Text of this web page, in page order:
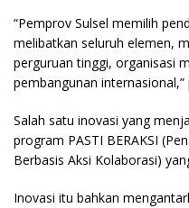
“Pemprov Sulsel memilih
melibatkan seluruh elemen,
perguruan tinggi, organisasi
pembangunan internasional,”
Salah satu inovasi yang
program PASTI BERAKSI
Berbasis Aksi Kolaborasi)
Inovasi itu bahkan